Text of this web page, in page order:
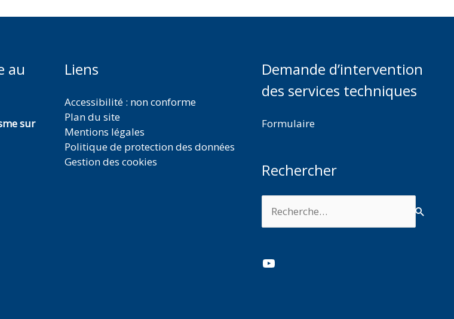
au
sur
Liens
Accessibilité : non conforme
Plan du site
Mentions légales
Politique de protection des données
Gestion des cookies
Demande d’intervention
des services techniques
Formulaire
Rechercher
YouTube